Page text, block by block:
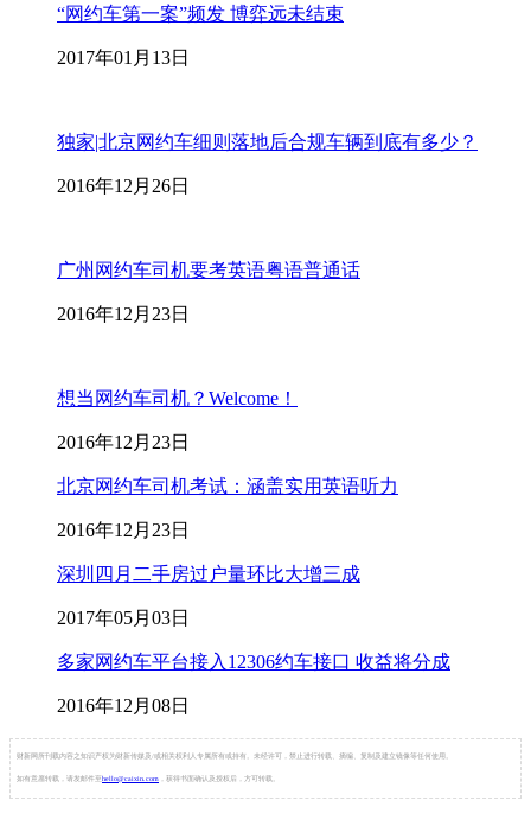
“网约车第一案”频发 博弈远未结束
2017年01月13日
独家|北京网约车细则落地后合规车辆到底有多少？
2016年12月26日
广州网约车司机要考英语粤语普通话
2016年12月23日
想当网约车司机？Welcome！
2016年12月23日
北京网约车司机考试：涵盖实用英语听力
2016年12月23日
深圳四月二手房过户量环比大增三成
2017年05月03日
多家网约车平台接入12306约车接口 收益将分成
2016年12月08日
财新网所刊载内容之知识产权为财新传媒及/或相关权利人专属所有或持有。未经许可，禁止进行转载、摘编、复制及建立镜像等任何使用。
如有意愿转载，请发邮件至 hello@caixin.com ，获得书面确认及授权后，方可转载。